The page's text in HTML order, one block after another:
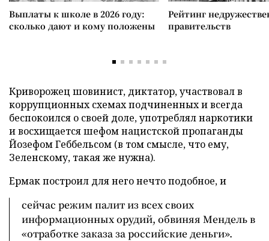
Выплаты к школе в 2026 году:
сколько дают и кому положены
Рейтинг
правительств
Криворожец шовинист, диктатор, участвовал в
коррупционных схемах подчиненных и всегда
беспокоился о своей доле, употреблял наркотики
и восхищается шефом нацистской пропаганды
Йозефом Геббельсом (в том смысле, что ему,
Зеленскому, такая же нужна).
Ермак построил для него нечто подобное, и
сейчас режим палит из всех своих
информационных орудий, обвиняя Мендель в
«отработке заказа за российские деньги».